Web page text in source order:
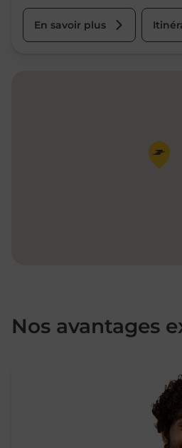
En savoir plus
Pin de la
Nos avantages